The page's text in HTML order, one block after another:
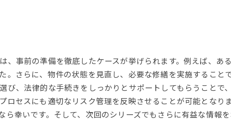
オンラインプラットフォームの活用法
寝屋川市特有の購買層へのアプローチ
売却後のフォローアップ体制
売主としての信頼性を高める方法
、事前の準備を徹底したケースが挙げられます。例えば、あ
。さらに、物件の状態を見直し、必要な修繕を実施すること
、法律的な手続きをしっかりとサポートしてもらうことで
ロセスにも適切なリスク管理を反映させることが可能となり
幸いです。そして、次回のシリーズでもさらに有益な情報